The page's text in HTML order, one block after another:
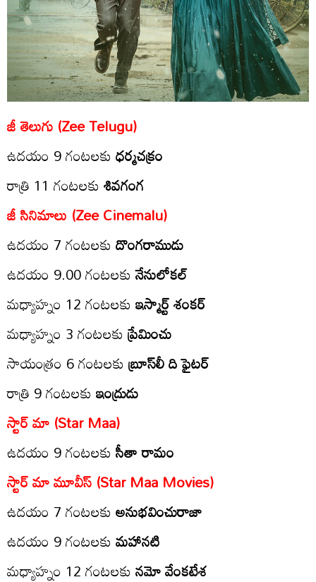
జీ తెలుగు (Zee Telugu)
ఉద‌యం 9 గంట‌లకు ధర్మచక్రం
రాత్రి 11 గంటలకు శివగంగ
జీ సినిమాలు (Zee Cinemalu)
ఉద‌యం 7 గంట‌ల‌కు దొంగరాముడు
ఉద‌యం 9.00 గంట‌ల‌కునేనులోకల్
మ‌ధ్యాహ్నం 12 గంట‌లకు ఇస్మార్ట్ శంకర్
మ‌ధ్యాహ్నం 3 గంట‌లకు ప్రేమించు
సాయంత్రం 6 గంట‌ల‌కు బ్రూస్‌లీ ది ఫైటర్
రాత్రి 9 గంట‌ల‌కు ఇంద్రుడు
స్టార్ మా (Star Maa)
ఉదయం 9 గంటలకు సీతా రామం
స్టార్ మా మూవీస్‌ (Star Maa Movies)
ఉద‌యం 7 గంట‌ల‌కు అనుభవించురాజా
ఉద‌యం 9 గంట‌ల‌కు మహానటి
మ‌ధ్యాహ్నం 12 గంట‌లకు నమో వేంకటేశ